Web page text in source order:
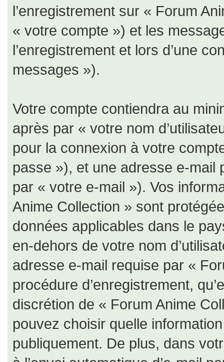
l’enregistrement sur « Forum
« votre compte ») et les
l’enregistrement et lors d’une
messages »).
Votre compte contiendra au
après par « votre nom
pour la connexion à votre
passe »), et une adresse e-mail
par « votre e-mail »). Vos
Anime Collection » sont
données applicables dans le
en-dehors de votre nom
adresse e-mail requise par «
procédure d’enregistrement,
discrétion de « Forum Anime
pouvez choisir quelle
publiquement. De plus, dans